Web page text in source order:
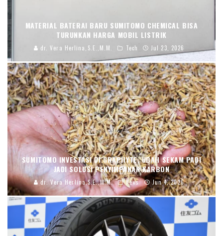
MATERIAL BATERAI BARU SUMITOMO CHEMICAL BISA
TURUNKAN HARGA MOBIL LISTRIK
dr. Vera Herlina,S.E.,M.M. Tech Jul 23, 2026
SUMITOMO INVESTASI DI GRAPHYTE, UBAH SEKAM PADI
JADI SOLUSI PENYIMPANAN KARBON
dr. Vera Herlina,S.E.,M.M. News Jun 4, 2026